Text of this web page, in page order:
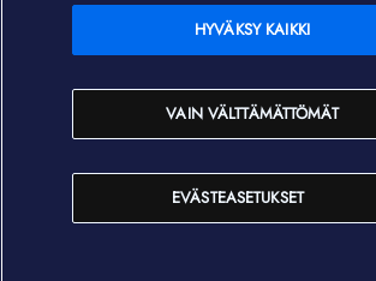
Elisa Oyj
In English
EVÄSTEASETUKSET
VAIN VÄLTTÄMÄTTÖMÄT
HYVÄKSY KAIKKI